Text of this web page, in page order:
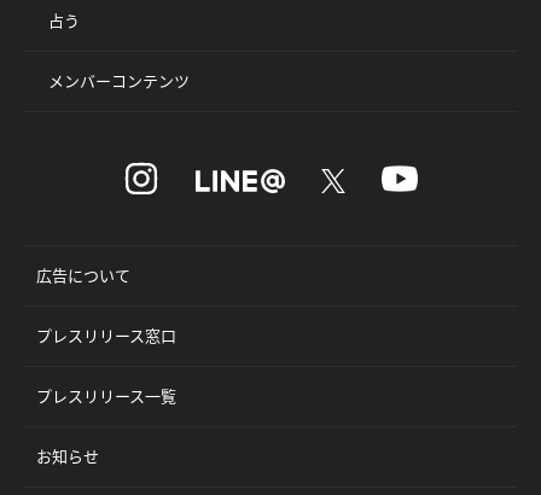
占う
メンバーコンテンツ
広告について
プレスリリース窓口
プレスリリース一覧
お知らせ